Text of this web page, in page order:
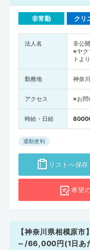
非常勤 クリ
法人名
非公
※ヤク
トよ
勤務地 神奈
アクセス ※お問
時給・日給
通勤便利
リストへ保存
希望
【神奈川県相模原
～/66,000円(1日あ